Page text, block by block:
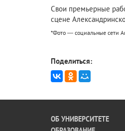
Свои премьерные
сцене
*Фото — социальные сети
Поделиться:
ОБ УНИВЕРСИТЕТЕ